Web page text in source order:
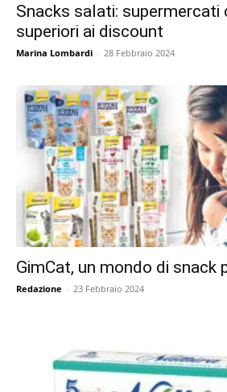
Snacks salati: supermercati
superiori ai discount
Marina Lombardi - 28 Febbraio 2024
GimCat, un mondo di snack
Redazione - 23 Febbraio 2024